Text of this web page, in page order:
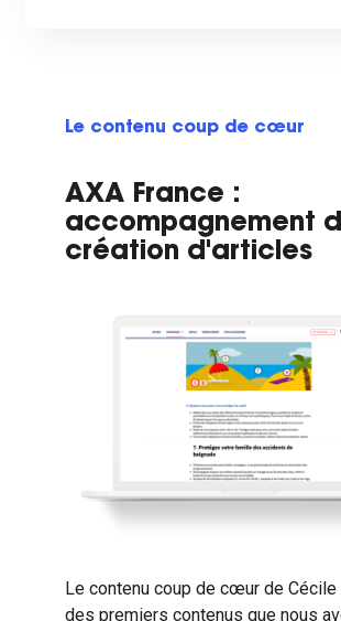
Le contenu coup de cœur
AXA France :
accompagnement
création d'articles
Le contenu coup de cœur de Cécile
des premiers contenus que nous